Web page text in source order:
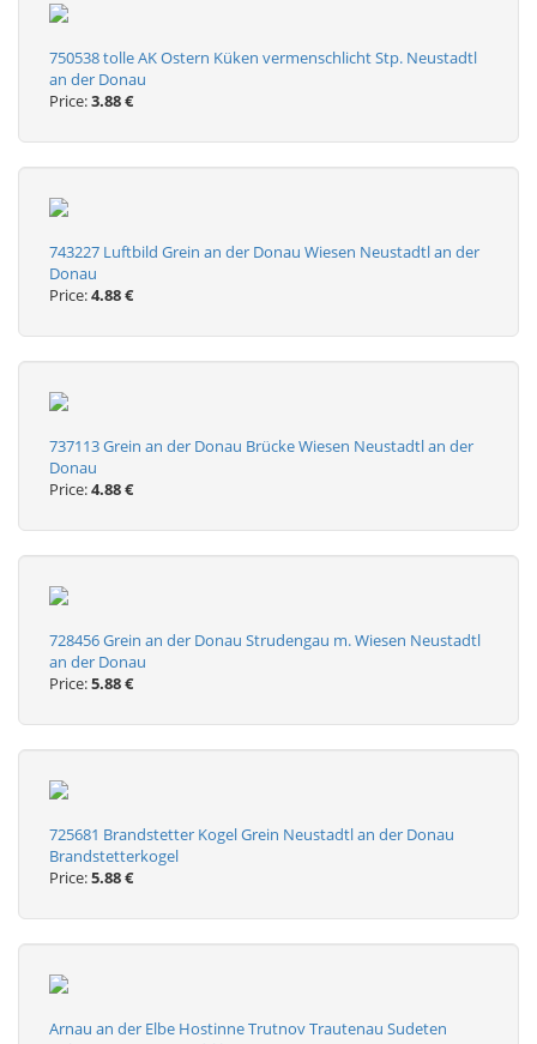
750538 tolle AK Ostern Küken vermenschlicht Stp. Neustadtl
an der Donau
Price:3.88 €
743227 Luftbild Grein an der Donau Wiesen Neustadtl an der
Donau
Price:4.88 €
737113 Grein an der Donau Brücke Wiesen Neustadtl an der
Donau
Price:4.88 €
728456 Grein an der Donau Strudengau m. Wiesen Neustadtl
an der Donau
Price:5.88 €
725681 Brandstetter Kogel Grein Neustadtl an der Donau
Brandstetterkogel
Price:5.88 €
Arnau an der Elbe Hostinne Trutnov Trautenau Sudeten